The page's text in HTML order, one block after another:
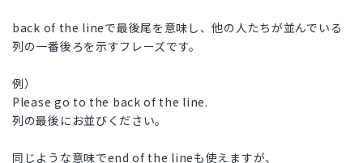
back of the lineで最後尾を意味し、他の人たちが並んでいる
列の一番後ろを示すフレーズです。
例）
Please go to the back of the line.
列の最後にお並びください。
同じような意味でend of the lineも使えますが、